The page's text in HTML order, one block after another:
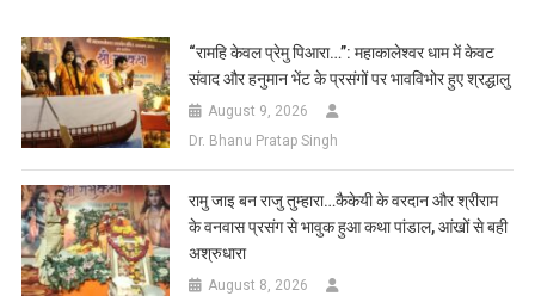
List
​“रामहि केवल प्रेमु पिआरा…”: महाकालेश्वर धाम में केवट
संवाद और हनुमान भेंट के प्रसंगों पर भावविभोर हुए श्रद्धालु
August 9, 2026
Dr. Bhanu Pratap Singh
रामु जाइ बन राजु तुम्हारा…कैकेयी के वरदान और श्रीराम
के वनवास प्रसंग से भावुक हुआ कथा पांडाल, आंखों से बही
अश्रुधारा
August 8, 2026